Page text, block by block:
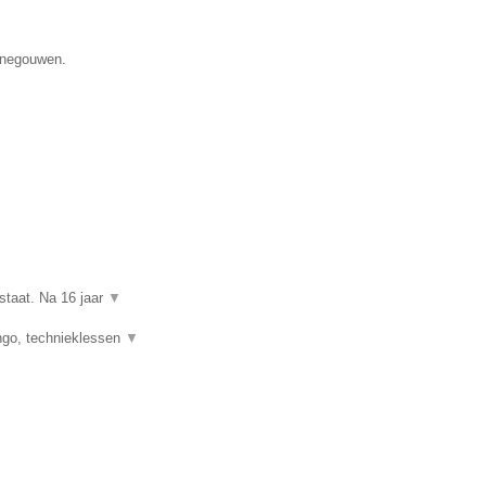
Na 16 jaar ▼
technieklessen ▼